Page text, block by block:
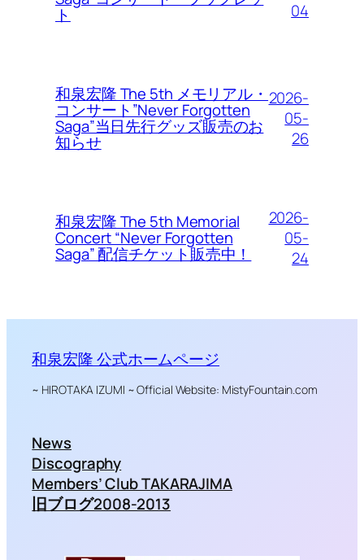
ト
04
和泉宏隆 The 5th メモリアル・
コンサート”Never Forgotten
Saga”当日先行グッズ販売のお
知らせ
2026-
05-
26
和泉宏隆 The 5th Memorial
Concert “Never Forgotten
Saga” 配信チケット販売中！
2026-
05-
24
和泉宏隆 公式ホームページ
~ HIROTAKA IZUMI ~ Official Website: MistyFountain.com
News
Discography
Members’ Club TAKARAJIMA
旧ブログ2008-2013